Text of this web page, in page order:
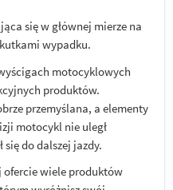
się w głównej mierze na
wypadku.
motocyklowych
produktów.
przemyślana, a elementy
motocykl nie uległ
się do dalszej jazdy.
ofercie wiele produktów